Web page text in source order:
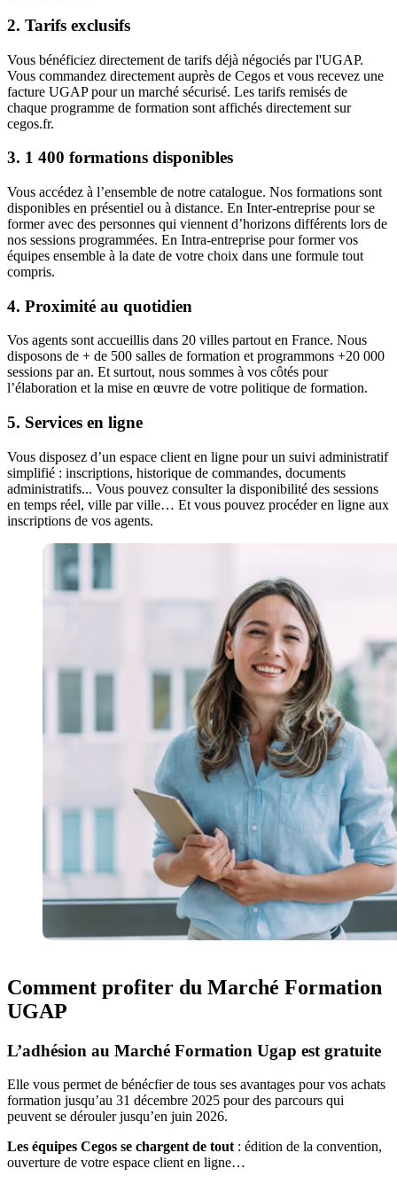
2. Tarifs exclusifs
Vous bénéficiez directement de tarifs déjà négociés par l'UGAP.
Vous commandez directement auprès de Cegos et vous recevez une
facture UGAP pour un marché sécurisé. Les tarifs remisés de
chaque programme de formation sont affichés directement sur
cegos.fr.
3. 1 400 formations disponibles
Vous accédez à l’ensemble de notre catalogue. Nos formations sont
disponibles en présentiel ou à distance. En Inter-entreprise pour se
former avec des personnes qui viennent d’horizons différents lors de
nos sessions programmées. En Intra-entreprise pour former vos
équipes ensemble à la date de votre choix dans une formule tout
compris.
4. Proximité au quotidien
Vos agents sont accueillis dans 20 villes partout en France. Nous
disposons de + de 500 salles de formation et programmons +20 000
sessions par an. Et surtout, nous sommes à vos côtés pour
l’élaboration et la mise en œuvre de votre politique de formation.
5. Services en ligne
Vous disposez d’un espace client en ligne pour un suivi administratif
simplifié : inscriptions, historique de commandes, documents
administratifs... Vous pouvez consulter la disponibilité des sessions
en temps réel, ville par ville… Et vous pouvez procéder en ligne aux
inscriptions de vos agents.
Comment profiter du Marché Formation
UGAP
L’adhésion au Marché Formation Ugap est gratuite
Elle vous permet de bénécfier de tous ses avantages pour vos achats
formation jusqu’au 31 décembre 2025 pour des parcours qui
peuvent se dérouler jusqu’en juin 2026.
Les équipes Cegos se chargent de tout: édition de la convention,
ouverture de votre espace client en ligne…